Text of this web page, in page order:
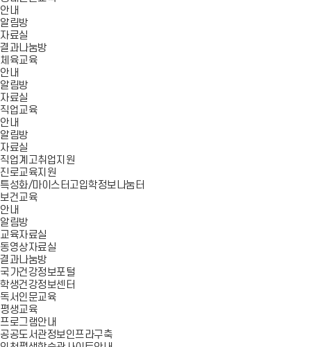
안내
알림방
자료실
결과나눔방
체육교육
안내
알림방
자료실
직업교육
안내
알림방
자료실
직업계고취업지원
진로교육지원
특성화/마이스터고입학정보나눔터
보건교육
안내
알림방
교육자료실
동영상자료실
결과나눔방
국가건강정보포털
학생건강정보센터
독서인문교육
평생교육
프로그램안내
공공도서관정보인프라구축